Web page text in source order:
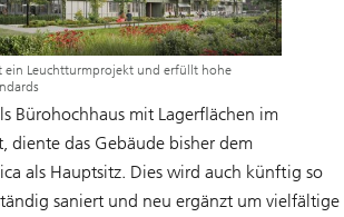
ein Leuchtturmprojekt und erfüllt hohe
Bürohochhaus mit Lagerflächen im
diente das Gebäude bisher dem
als Hauptsitz. Dies wird auch künftig so
saniert und neu ergänzt um vielfältige